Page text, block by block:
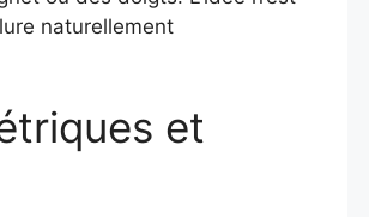
naturellement
et